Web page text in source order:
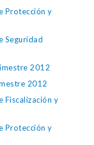
Protección y
Seguridad
2012
2012
Fiscalización y
Protección y